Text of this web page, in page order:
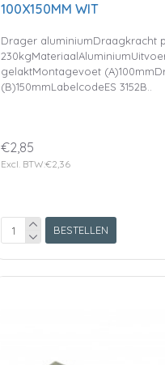
100X150MM WIT
Drager aluminiumDraagkracht
gelaktMontagevoet
(B)150mmLabelcodeES 3152B..
€2,85
Excl. BTW:€2,36
BESTELLEN